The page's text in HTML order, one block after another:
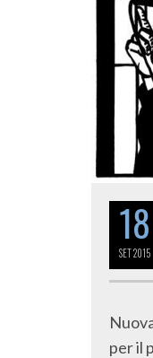
18
SET2015
per il